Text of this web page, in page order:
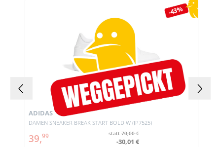
-43%
DAMEN SNEAKER BREAK START BOLD W (JP7525)
ADIDAS
39,99 statt70,00 €
-30,01 €